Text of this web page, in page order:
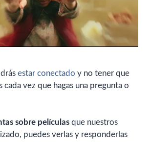
estar conectado y no tener que
cada vez que hagas una pregunta o
sobre películas que nuestros
puedes verlas y responderlas